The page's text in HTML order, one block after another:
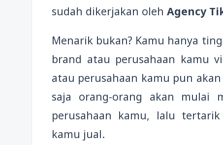
sudah dikerjakan oleh Agency
Menarik bukan? Kamu hanya
brand atau perusahaan kamu
atau perusahaan kamu pun
saja orang-orang akan mulai
perusahaan kamu, lalu
kamu jual.